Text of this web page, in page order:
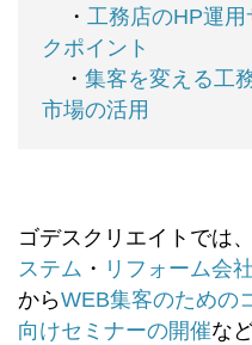
・ 工務店のHP運
クポイント
・ 集客を変える工
市場の活用
ゴデスクリエイトでは、
ステム ・ リフォーム会
からWEB集客のための
向けセミナーの開催な